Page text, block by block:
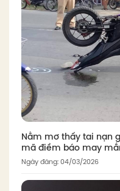
Nằm mơ thấy tai nạn
mã điềm báo may
Ngày đăng: 04/03/2026